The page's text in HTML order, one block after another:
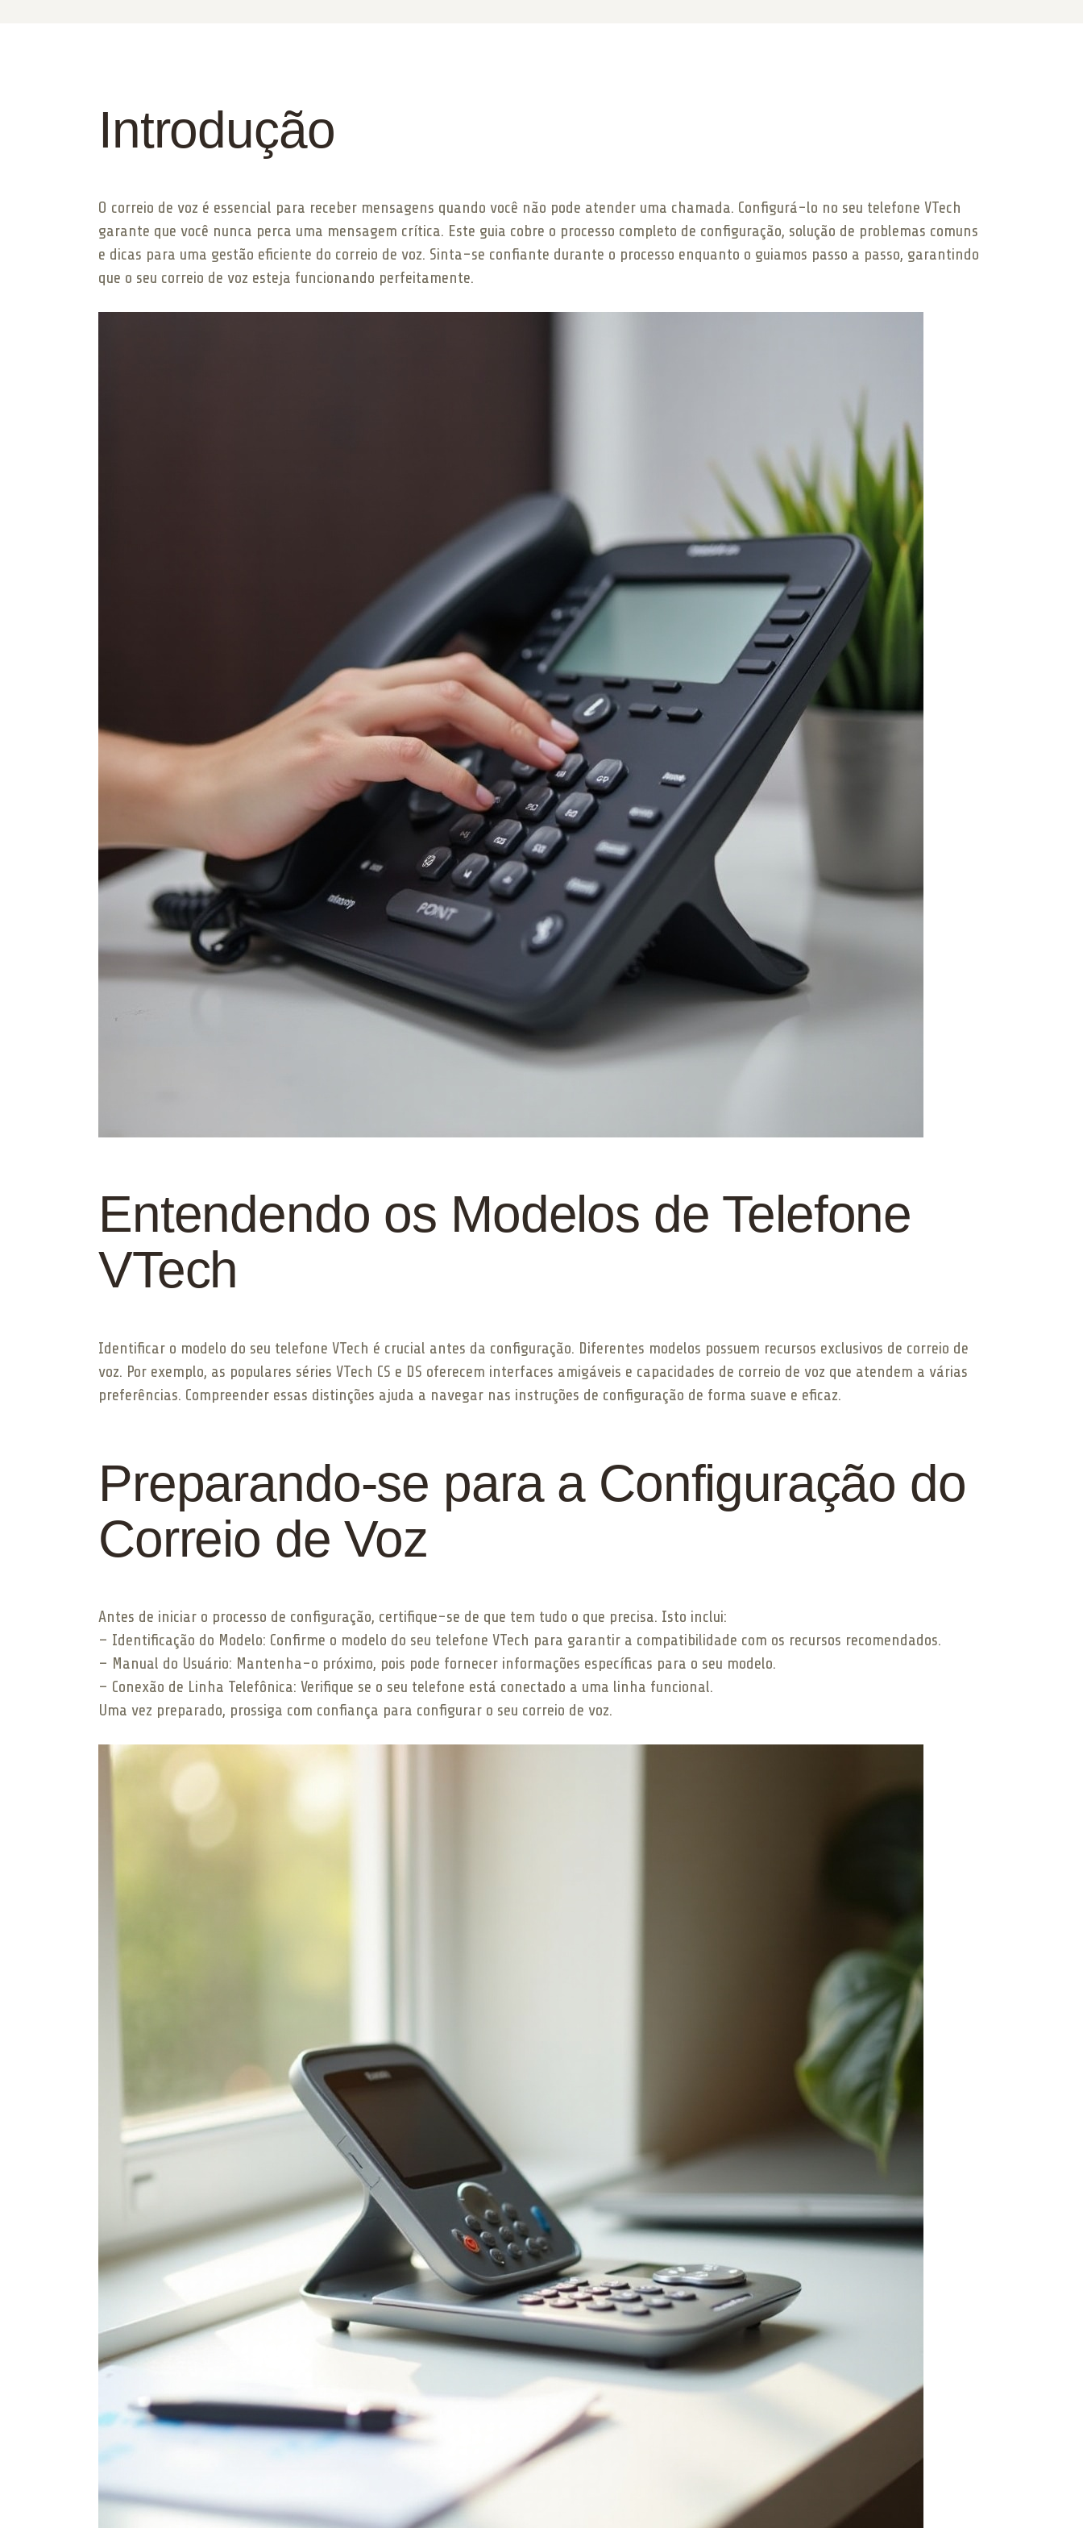
Introdução
O correio de voz é essencial para receber mensagens quando você não pode atender uma chamada. Configurá-lo no seu telefone VTech
garante que você nunca perca uma mensagem crítica. Este guia cobre o processo completo de configuração, solução de problemas comuns
e dicas para uma gestão eficiente do correio de voz. Sinta-se confiante durante o processo enquanto o guiamos passo a passo, garantindo
que o seu correio de voz esteja funcionando perfeitamente.
Entendendo os Modelos de Telefone
VTech
Identificar o modelo do seu telefone VTech é crucial antes da configuração. Diferentes modelos possuem recursos exclusivos de correio de
voz. Por exemplo, as populares séries VTech CS e DS oferecem interfaces amigáveis e capacidades de correio de voz que atendem a várias
preferências. Compreender essas distinções ajuda a navegar nas instruções de configuração de forma suave e eficaz.
Preparando-se para a Configuração do
Correio de Voz
Antes de iniciar o processo de configuração, certifique-se de que tem tudo o que precisa. Isto inclui:
– Identificação do Modelo: Confirme o modelo do seu telefone VTech para garantir a compatibilidade com os recursos recomendados.
– Manual do Usuário: Mantenha-o próximo, pois pode fornecer informações específicas para o seu modelo.
– Conexão de Linha Telefônica: Verifique se o seu telefone está conectado a uma linha funcional.
Uma vez preparado, prossiga com confiança para configurar o seu correio de voz.